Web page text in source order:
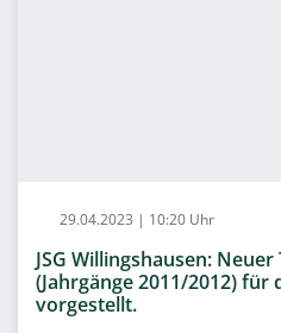
29.04.2023 | 10:20 Uhr
JSG Willingshausen:
(Jahrgänge 2011/2012) für
vorgestellt.